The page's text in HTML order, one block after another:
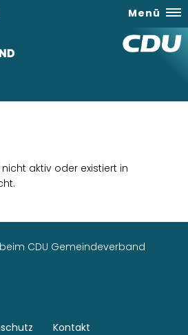
Menü
aktiv oder existiert in
CDU Gemeindeverband
Kontakt